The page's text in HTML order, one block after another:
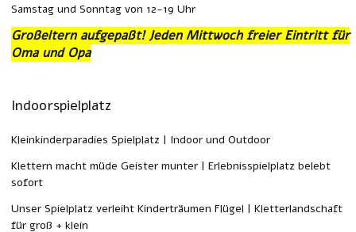
Samstag und Sonntag von 12-19 Uhr
Großeltern aufgepaßt! Jeden Mittwoch freier Eintritt für
Oma und Opa
Indoorspielplatz
Kleinkinderparadies Spielplatz | Indoor und Outdoor
Klettern macht müde Geister munter | Erlebnisspielplatz belebt
sofort
Unser Spielplatz verleiht Kinderträumen Flügel | Kletterlandschaft
für groß + klein